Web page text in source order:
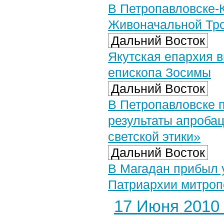
В
Живоначальной
Дальний Восток
Якутская епархия
епископа Зосимы
Дальний Восток
В Петропавловске
результаты
светской этики»
Дальний Восток
В Магадан прибыл
Патриархии
17 Июня 2010